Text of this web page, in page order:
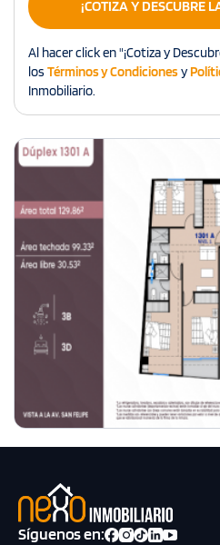
¡COTIZA Y DESCUBRE
Al hacer click en "¡Cotiza y
los Términos y Condicionesy
Inmobiliario.
Síguenos en: